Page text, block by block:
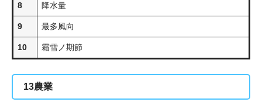
8 降水量
9 最多風向
10 霜雪ノ期節
13農業